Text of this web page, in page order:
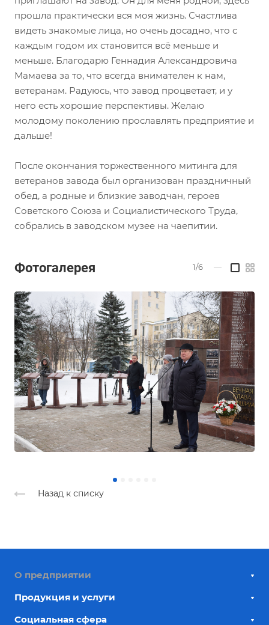
прошла практически вся моя жизнь. Счастлива
видеть знакомые лица, но очень досадно, что с
каждым годом их становится всё меньше и
меньше. Благодарю Геннадия Александровича
Мамаева за то, что всегда внимателен к нам,
ветеранам. Радуюсь, что завод процветает, и у
него есть хорошие перспективы. Желаю
молодому поколению прославлять предприятие и
дальше!
После окончания торжественного митинга для
ветеранов завода был организован праздничный
обед, а родные и близкие заводчан, героев
Советского Союза и Социалистического Труда,
собрались в заводском музее на чаепитии.
Фотогалерея 1/6 —
Назад к списку
О предприятии
Продукция и услуги
Социальная сфера